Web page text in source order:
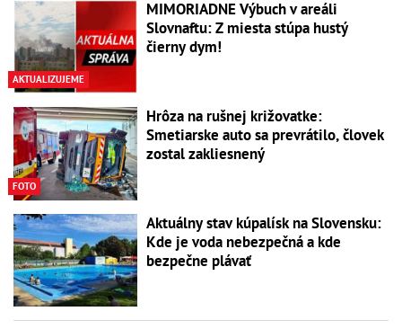
AKTUALIZUJEME
MIMORIADNE Výbuch v areáli
Slovnaftu: Z miesta stúpa hustý
čierny dym!
FOTO
Hrôza na rušnej križovatke:
Smetiarske auto sa prevrátilo, človek
zostal zakliesnený
Aktuálny stav kúpalísk na Slovensku:
Kde je voda nebezpečná a kde
bezpečne plávať